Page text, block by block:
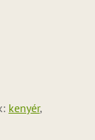
kenyér,